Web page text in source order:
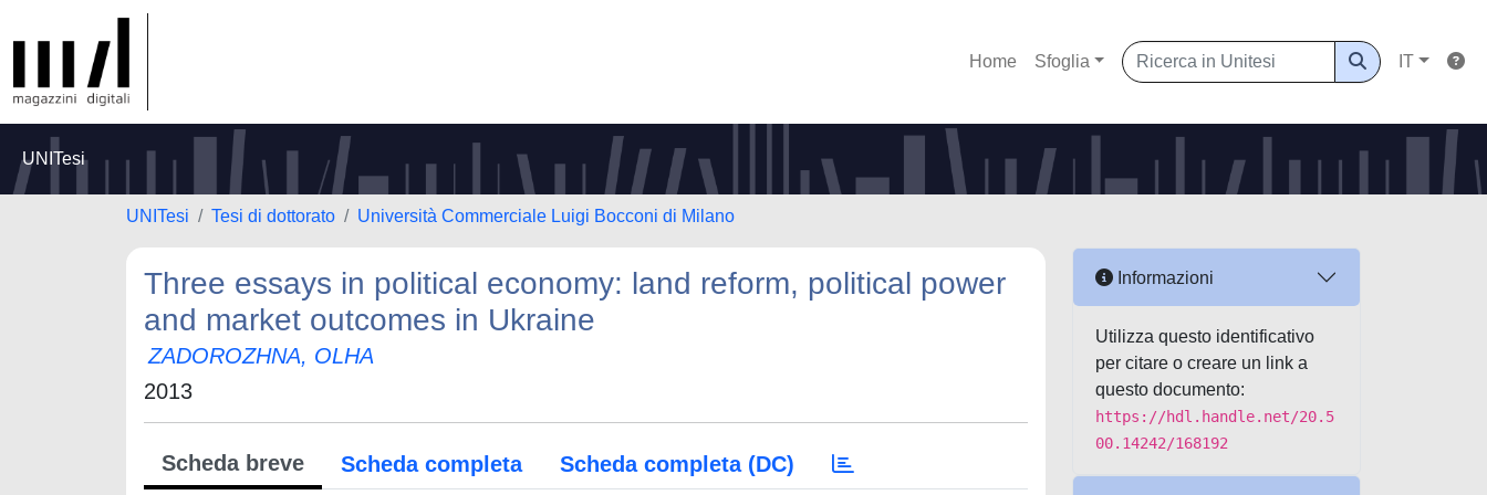
Home Sfoglia IT
UNITesi
UNITesi Tesi di dottorato Università Commerciale Luigi Bocconi di Milano
Three essays in political economy: land reform, political power
and market outcomes in Ukraine
ZADOROZHNA, OLHA
2013
Scheda breve Scheda completa Scheda completa (DC)
Informazioni
Utilizza questo identificativo
per citare o creare un link a
questo documento:
https://hdl.handle.net/20.5
00.14242/168192